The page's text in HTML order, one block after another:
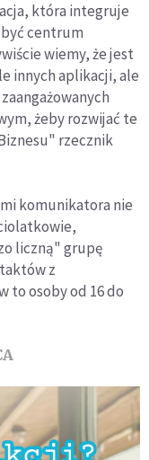
która integruje
być centrum
wiemy, że jest
innych aplikacji, ale
żeby rozwijać te
rzecznik
komunikatora nie
liczną" grupę
z
to osoby od 16 do